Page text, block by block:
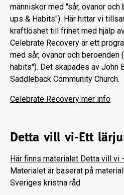
människor med "sår, ovanor och
ups & Habits"). Här hittar vi
kraftlöshet till frihet med hjälp
Celebrate Recovery är ett
med sår, ovanor och beroenden
habits"). Det skapades av John
Saddleback Community Church.
Celebrate Recovery mer info
Detta vill vi-Ett
Här finns materialet Detta vill vi
Materialet är baserat på
Sveriges kristna råd